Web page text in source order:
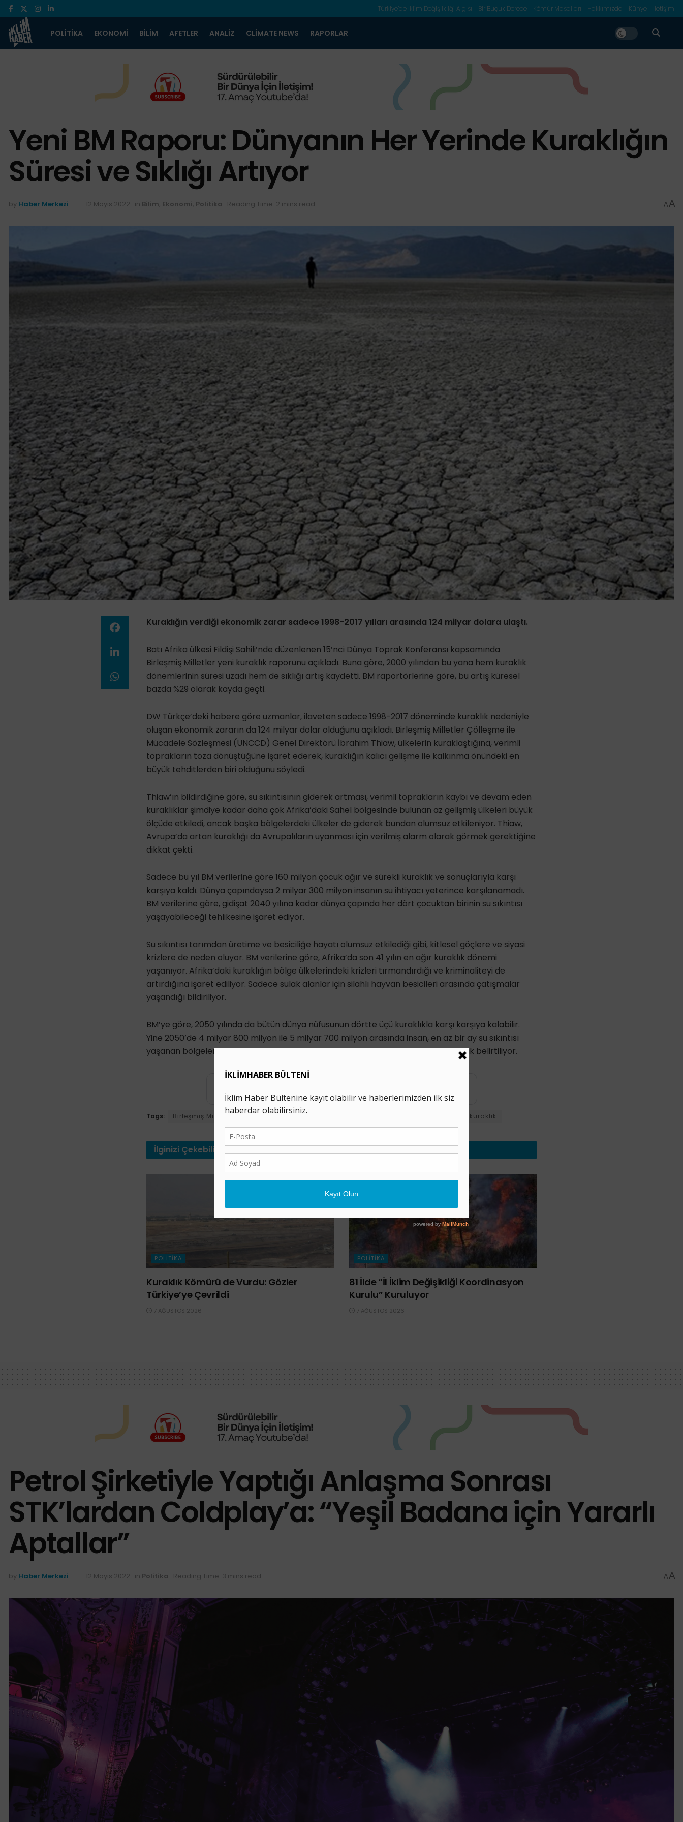
Türkiye’de İklim Değişlikliği Algısı Bir Buçuk Derece Kömür Masalları Hakkımızda Künye İletişim
POLITIKA EKONOMI BILIM AFETLER ANALIZ CLIMATE NEWS RAPORLAR
Yeni BM Raporu: Dünyanın Her Yerinde Kuraklığın
Süresi ve Sıklığı Artıyor
by Haber Merkezi 12 Mayıs 2022 in Bilim Ekonomi Politika Reading Time: 2 mins read AA
Kuraklığın verdiği ekonomik zarar sadece 1998-2017 yılları arasında 124 milyar dolara ulaştı.
Batı Afrika ülkesi Fildişi Sahili’nde düzenlenen 15’nci Dünya Toprak Konferansı kapsamında
Birleşmiş Milletler yeni kuraklık raporunu açıkladı. Buna göre, 2000 yılından bu yana hem kuraklık
dönemlerinin süresi uzadı hem de sıklığı artış kaydetti. BM raportörlerine göre, bu artış küresel
bazda %29 olarak kayda geçti.
DW Türkçe’deki habere göre uzmanlar, ilaveten sadece 1998-2017 döneminde kuraklık nedeniyle
oluşan ekonomik zararın da 124 milyar dolar olduğunu açıkladı. Birleşmiş Milletler Çölleşme ile
Mücadele Sözleşmesi (UNCCD) Genel Direktörü İbrahim Thiaw, ülkelerin kuraklaştığına, verimli
toprakların toza dönüştüğüne işaret ederek, kuraklığın kalıcı gelişme ile kalkınma önündeki en
büyük tehditlerden biri olduğunu söyledi.
Thiaw’ın bildirdiğine göre, su sıkıntısının giderek artması, verimli toprakların kaybı ve devam eden
kuraklıklar şimdiye kadar daha çok Afrika’daki Sahel bölgesinde bulunan az gelişmiş ülkeleri büyük
ölçüde etkiledi, ancak başka bölgelerdeki ülkeler de giderek bundan olumsuz etkileniyor. Thiaw,
Avrupa’da artan kuraklığı da Avrupalıların uyanması için verilmiş alarm olarak görmek gerektiğine
dikkat çekti.
Sadece bu yıl BM verilerine göre 160 milyon çocuk ağır ve sürekli kuraklık ve sonuçlarıyla karşı
karşıya kaldı. Dünya çapındaysa 2 milyar 300 milyon insanın su ihtiyacı yeterince karşılanamadı.
BM verilerine göre, gidişat 2040 yılına kadar dünya çapında her dört çocuktan birinin su sıkıntısı
yaşayabileceği tehlikesine işaret ediyor.
Su sıkıntısı tarımdan üretime ve besiciliğe hayatı olumsuz etkilediği gibi, kitlesel göçlere ve siyasi
krizlere de neden oluyor. BM verilerine göre, Afrika’da son 41 yılın en ağır kuraklık dönemi
yaşanıyor. Afrika’daki kuraklığın bölge ülkelerindeki krizleri tırmandırdığı ve kriminaliteyi de
artırdığına işaret ediliyor. Sadece sulak alanlar için silahlı hayvan besicileri arasında çatışmalar
yaşandığı bildiriliyor.
BM’ye göre, 2050 yılında da bütün dünya nüfusunun dörtte üçü kuraklıkla karşı karşıya kalabilir.
Yine 2050’de 4 milyar 800 milyon ile 5 milyar 700 milyon arasında insan, en az bir ay su sıkıntısı
yaşanan bölgelerde yaşayacak, şu dönem ise bu rakam 3 milyar 600 milyon olarak belirtiliyor.
Tags: Birleşmiş Milletler Çölleşme ile Mücadele Sözleşmesi kuraklık
İlginizi Çekebilir
POLITIKA
Kuraklık Kömürü de Vurdu: Gözler
Türkiye’ye Çevrildi
7 AĞUSTOS 2026
POLITIKA
81 İlde “İl İklim Değişikliği Koordinasyon
Kurulu” Kuruluyor
7 AĞUSTOS 2026
Petrol Şirketiyle Yaptığı Anlaşma Sonrası
STK’lardan Coldplay’a: “Yeşil Badana için Yararlı
Aptallar”
by Haber Merkezi 12 Mayıs 2022 in Politika Reading Time: 3 mins read A A